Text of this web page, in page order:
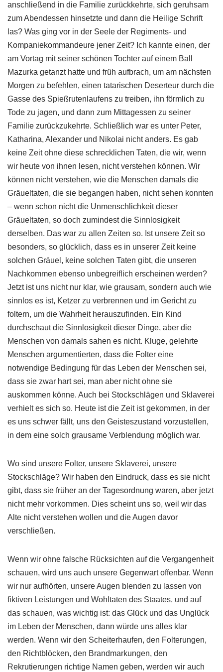
anschließend in die Familie zurückkehrte, sich geruhsam
zum Abendessen hinsetzte und dann die Heilige Schrift
las? Was ging vor in der Seele der Regiments- und
Kompaniekommandeure jener Zeit? Ich kannte einen, der
am Vortag mit seiner schönen Tochter auf einem Ball
Mazurka getanzt hatte und früh aufbrach, um am nächsten
Morgen zu befehlen, einen tatarischen Deserteur durch die
Gasse des Spießrutenlaufens zu treiben, ihn förmlich zu
Tode zu jagen, und dann zum Mittagessen zu seiner
Familie zurückzukehrte. Schließlich war es unter Peter,
Katharina, Alexander und Nikolai nicht anders. Es gab
keine Zeit ohne diese schrecklichen Taten, die wir, wenn
wir heute von ihnen lesen, nicht verstehen können. Wir
können nicht verstehen, wie die Menschen damals die
Gräueltaten, die sie begangen haben, nicht sehen konnten
– wenn schon nicht die Unmenschlichkeit dieser
Gräueltaten, so doch zumindest die Sinnlosigkeit
derselben. Das war zu allen Zeiten so. Ist unsere Zeit so
besonders, so glücklich, dass es in unserer Zeit keine
solchen Gräuel, keine solchen Taten gibt, die unseren
Nachkommen ebenso unbegreiflich erscheinen werden?
Jetzt ist uns nicht nur klar, wie grausam, sondern auch wie
sinnlos es ist, Ketzer zu verbrennen und im Gericht zu
foltern, um die Wahrheit herauszufinden. Ein Kind
durchschaut die Sinnlosigkeit dieser Dinge, aber die
Menschen von damals sahen es nicht. Kluge, gelehrte
Menschen argumentierten, dass die Folter eine
notwendige Bedingung für das Leben der Menschen sei,
dass sie zwar hart sei, man aber nicht ohne sie
auskommen könne. Auch bei Stockschlägen und Sklaverei
verhielt es sich so. Heute ist die Zeit ist gekommen, in der
es uns schwer fällt, uns den Geisteszustand vorzustellen,
in dem eine solch grausame Verblendung möglich war.
Wo sind unsere Folter, unsere Sklaverei, unsere
Stockschläge? Wir haben den Eindruck, dass es sie nicht
gibt, dass sie früher an der Tagesordnung waren, aber jetzt
nicht mehr vorkommen. Dies scheint uns so, weil wir das
Alte nicht verstehen wollen und die Augen davor
verschließen.
Wenn wir ohne falsche Rücksichten auf die Vergangenheit
schauen, wird uns auch unsere Gegenwart offenbar. Wenn
wir nur aufhörten, unsere Augen blenden zu lassen von
fiktiven Leistungen und Wohltaten des Staates, und auf
das schauen, was wichtig ist: das Glück und das Unglück
im Leben der Menschen, dann würde uns alles klar
werden. Wenn wir den Scheiterhaufen, den Folterungen,
den Richtblöcken, den Brandmarkungen, den
Rekrutierungen richtige Namen geben, werden wir auch